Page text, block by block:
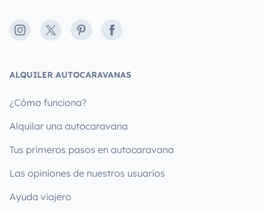
Instagram
X PinterestFacebook
ALQUILER AUTOCARAVANAS
¿Cómo funciona?
Alquilar una autocaravana
Tus primeros pasos en autocaravana
Las opiniones de nuestros usuarios
Ayuda viajero